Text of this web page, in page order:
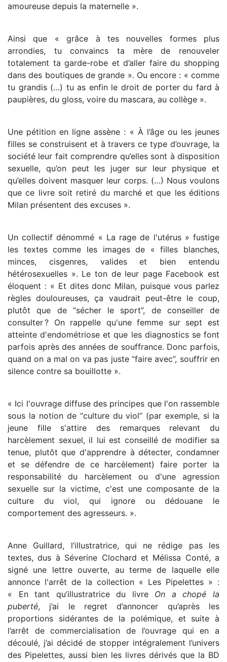
amoureuse depuis la maternelle ».
Ainsi que « grâce à tes nouvelles formes plus
arrondies, tu convaincs ta mère de renouveler
totalement ta garde-robe et d’aller faire du shopping
dans des boutiques de grande ». Ou encore : « comme
tu grandis (…) tu as enfin le droit de porter du fard à
paupières, du gloss, voire du mascara, au collège ».
Une pétition en ligne assène : « À l’âge ou les jeunes
filles se construisent et à travers ce type d’ouvrage, la
société leur fait comprendre qu’elles sont à disposition
sexuelle, qu’on peut les juger sur leur physique et
qu’elles doivent masquer leur corps. (…) Nous voulons
que ce livre soit retiré du marché et que les éditions
Milan présentent des excuses ».
Un collectif dénommé « La rage de l'utérus » fustige
les textes comme les images de « filles blanches,
minces, cisgenres, valides et bien entendu
hétérosexuelles ». Le ton de leur page Facebook est
éloquent : « Et dites donc Milan, puisque vous parlez
règles douloureuses, ça vaudrait peut-être le coup,
plutôt que de “sécher le sport”, de conseiller de
consulter ? On rappelle qu'une femme sur sept est
atteinte d'endométriose et que les diagnostics se font
parfois après des années de souffrance. Donc parfois,
quand on a mal on va pas juste “faire avec”, souffrir en
silence contre sa bouillotte ».
« Ici l'ouvrage diffuse des principes que l'on rassemble
sous la notion de “culture du viol” (par exemple, si la
jeune fille s'attire des remarques relevant du
harcèlement sexuel, il lui est conseillé de modifier sa
tenue, plutôt que d'apprendre à détecter, condamner
et se défendre de ce harcèlement) faire porter la
responsabilité du harcèlement ou d'une agression
sexuelle sur la victime, c'est une composante de la
culture du viol, qui ignore ou dédouane le
comportement des agresseurs. ».
Anne Guillard, l’illustratrice, qui ne rédige pas les
textes, dus à Séverine Clochard et Mélissa Conté, a
signé une lettre ouverte, au terme de laquelle elle
annonce l'arrêt de la collection « Les Pipelettes » :
« En tant qu’illustratrice du livre On a chopé la
puberté, j’ai le regret d’annoncer qu’après les
proportions sidérantes de la polémique, et suite à
l’arrêt de commercialisation de l’ouvrage qui en a
découlé, j’ai décidé de stopper intégralement l’univers
des Pipelettes, aussi bien les livres dérivés que la BD